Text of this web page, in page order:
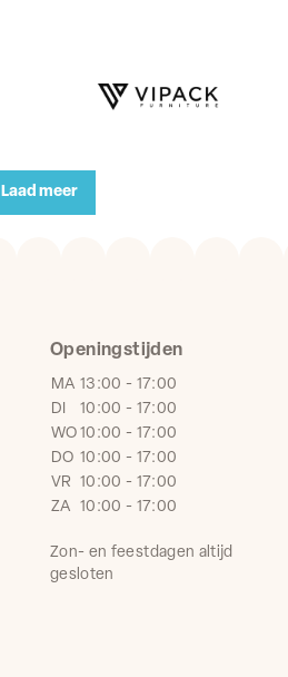
Laad meer
Openingstijden
MA 13:00 - 17:00
DI
10:00 - 17:00
WO 10:00 - 17:00
DO 10:00 - 17:00
VR 10:00 - 17:00
ZA 10:00 - 17:00
Zon- en feestdagen altijd
gesloten